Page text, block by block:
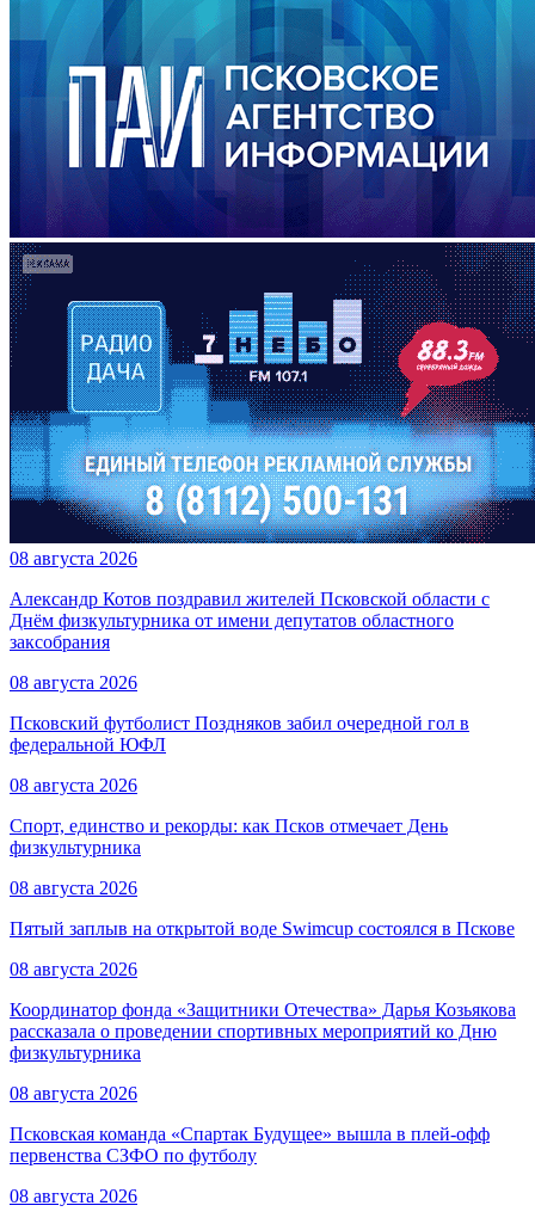
08 августа 2026
Александр Котов поздравил жителей Псковской области с
Днём физкультурника от имени депутатов областного
заксобрания
08 августа 2026
Псковский футболист Поздняков забил очередной гол в
федеральной ЮФЛ
08 августа 2026
Спорт, единство и рекорды: как Псков отмечает День
физкультурника
08 августа 2026
Пятый заплыв на открытой воде Swimcup состоялся в Пскове
08 августа 2026
Координатор фонда «Защитники Отечества» Дарья Козьякова
рассказала о проведении спортивных мероприятий ко Дню
физкультурника
08 августа 2026
Псковская команда «Спартак Будущее» вышла в плей-офф
первенства СЗФО по футболу
08 августа 2026